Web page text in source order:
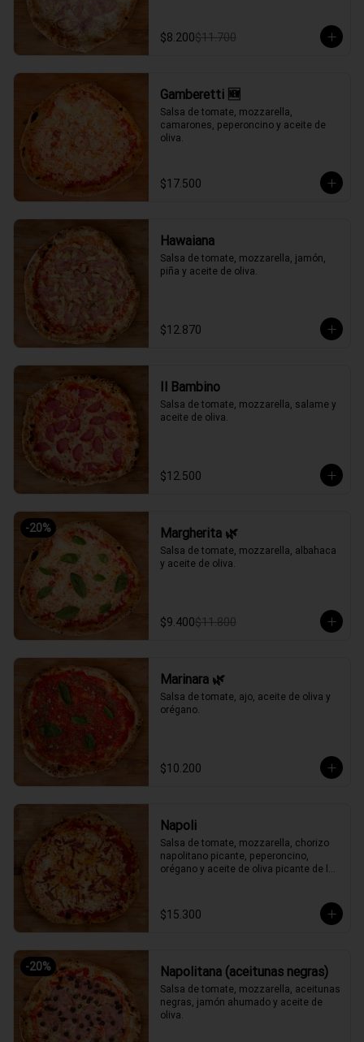
$8.200$11.700
Gamberetti 🆕
Salsa de tomate, mozzarella,
camarones, peperoncino y aceite de
oliva.
$17.500
Hawaiana
Salsa de tomate, mozzarella, jamón,
piña y aceite de oliva.
$12.870
Il Bambino
Salsa de tomate, mozzarella, salame y
aceite de oliva.
$12.500
-20% Margherita 🌿
Salsa de tomate, mozzarella, albahaca
y aceite de oliva.
$9.400$11.800
Marinara 🌿
Salsa de tomate, ajo, aceite de oliva y
orégano.
$10.200
Napoli
Salsa de tomate, mozzarella, chorizo
napolitano picante, peperoncino,
orégano y aceite de oliva picante de la
$15.300
-20% Napolitana (aceitunas negras)
Salsa de tomate, mozzarella, aceitunas
negras, jamón ahumado y aceite de
oliva.